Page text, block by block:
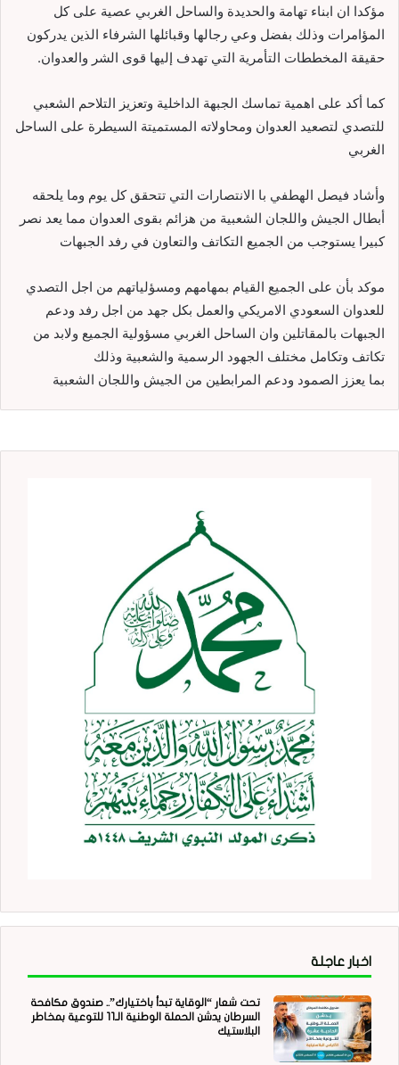
مؤكدا ان ابناء تهامة والحديدة والساحل الغربي عصية على كل
المؤامرات وذلك بفضل وعي رجالها وقبائلها الشرفاء الذين يدركون
حقيقة المخططات التأمرية التي تهدف إليها قوى الشر والعدوان.
كما أكد على اهمية تماسك الجبهة الداخلية وتعزيز التلاحم الشعبي
للتصدي لتصعيد العدوان ومحاولاته المستميتة السيطرة على الساحل
الغربي
وأشاد فيصل الهطفي با الانتصارات التي تتحقق كل يوم وما يلحقه
أبطال الجيش واللجان الشعبية من هزائم بقوى العدوان مما يعد نصر
كبيرا يستوجب من الجميع التكاتف والتعاون في رفد الجبهات
موكد بأن على الجميع القيام بمهامهم ومسؤلياتهم من اجل التصدي
للعدوان السعودي الامريكي والعمل بكل جهد من اجل رفد ودعم
الجبهات بالمقاتلين وان الساحل الغربي مسؤولية الجميع ولابد من
تكاتف وتكامل مختلف الجهود الرسمية والشعبية وذلك
بما يعزز الصمود ودعم المرابطين من الجيش واللجان الشعبية
اخبار عاجلة
تحت شعار “الوقاية تبدأ باختيارك”.. صندوق مكافحة
السرطان يدشن الحملة الوطنية الـ11 للتوعية بمخاطر
البلاستيك